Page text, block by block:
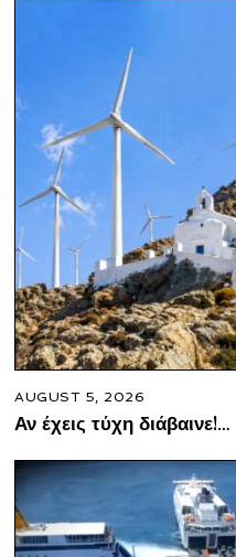
AUGUST 5, 2026
Αν έχεις τύχη διάβαινε!…